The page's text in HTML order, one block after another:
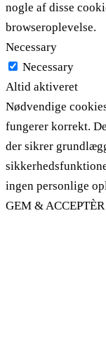
nogle af disse
browseroplevelse.
Necessary
Necessary
Altid aktiveret
Nødvendige
fungerer korrekt.
der sikrer
ingen personlige
GEM & ACCEPTÈR